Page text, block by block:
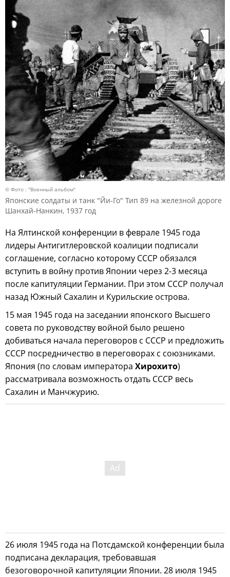
© Фото : "Военный альбом"
Японские солдаты и танк "Йи-Го" Тип 89 на железной дороге
Шанхай-Нанкин, 1937 год
На Ялтинской конференции в феврале 1945 года
лидеры Антигитлеровской коалиции подписали
соглашение, согласно которому СССР обязался
вступить в войну против Японии через 2-3 месяца
после капитуляции Германии. При этом СССР получал
назад Южный Сахалин и Курильские острова.
15 мая 1945 года на заседании японского Высшего
совета по руководству войной было решено
добиваться начала переговоров с СССР и предложить
СССР посредничество в переговорах с союзниками.
Япония (по словам императора Хирохито)
рассматривала возможность отдать СССР весь
Сахалин и Манчжурию.
26 июля 1945 года на Потсдамской конференции была
подписана декларация, требовавшая
безоговорочной капитуляции Японии. 28 июля 1945